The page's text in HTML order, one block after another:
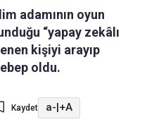
adamının oyun
“yapay zekâlı
kişiyi arayıp
oldu.
Kaydet a- +A